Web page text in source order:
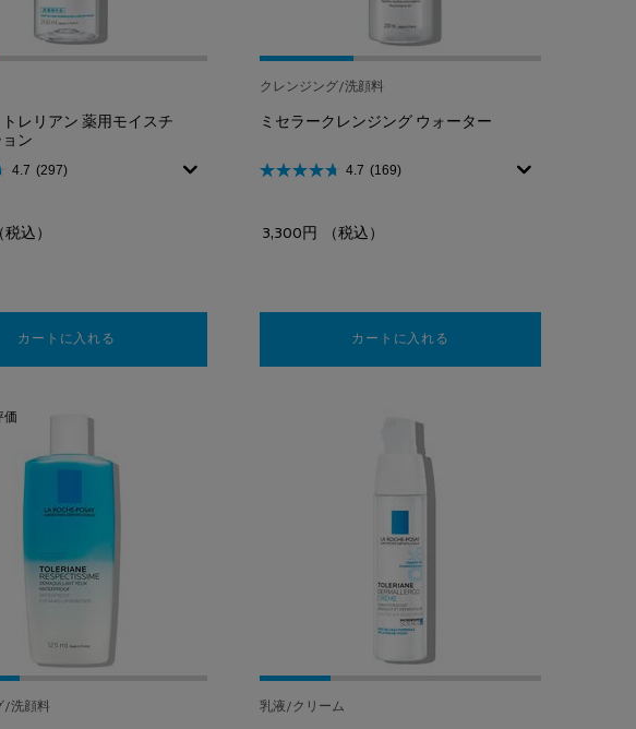
トレリアン 薬用モイスチ
ン
4.7 (297)
税込）
カートに入れる 【化粧水】トレリアン 薬用モイスチャーローション
クレンジング/洗顔料
ミセラークレンジング ウォーター
4.7 (169)
3,300円 （税込）
カートに入れる
価
/洗顔料 乳液/クリーム